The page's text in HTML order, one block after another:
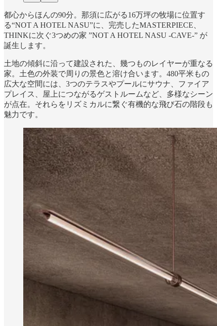
都心からほんの90分。那須に広がる16万坪の牧場に位置す
る“NOT A HOTEL NASU”に、完売したMASTERPIECE、
THINKに次ぐ3つめの家 ”NOT A HOTEL NASU -CAVE-” が
誕生します。
土地の傾斜に沿って建設された、幾つものレイヤーが重なる
家。土色の外装で周りの景色と溶け合います。480平米もの
広大な空間には、3つのテラスやプールにサウナ、ファイア
プレイス、屋上につながるゲストルームなど、多様なシーン
が点在。それらをリズミカルに繋ぐ有機的な飛び石の階段も
魅力です。